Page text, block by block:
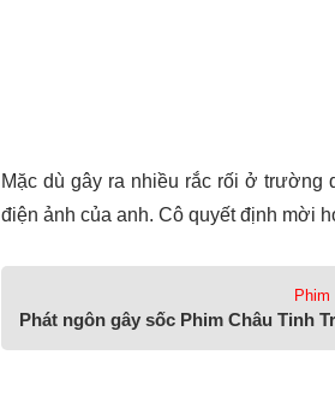
Mặc dù gây ra nhiều rắc rối ở
điện ảnh của anh. Cô quyết định mời
Phim
Phát ngôn gây sốc Phim Châu Tinh